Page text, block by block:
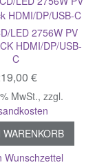
LED 2756W PV
HDMI/DP/USB-
C
€
MwSt.,zzgl.
WARENKORB
Wunschzettel